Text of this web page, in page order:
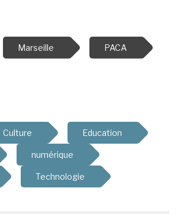
Marseille PACA
Culture Education
numérique
Technologie